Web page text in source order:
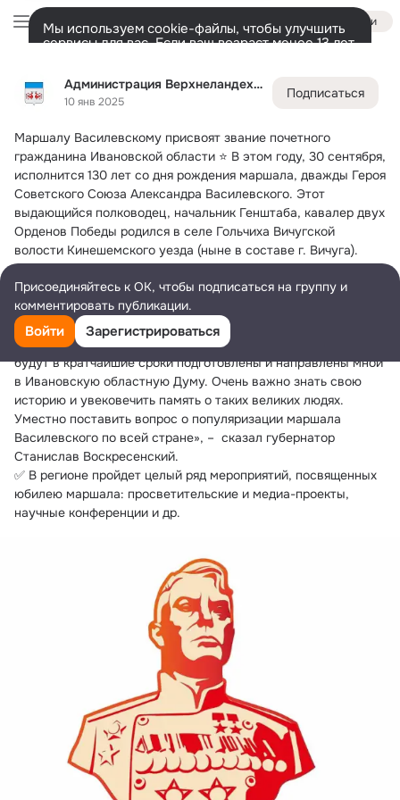
Администрация Верхнеландеховского мун. округа
10 янв 2025
Подписаться
Маршалу Василевскому присвоят звание почетного
гражданина Ивановской области ⭐️ В этом году, 30 сентября,
исполнится 130 лет со дня рождения маршала, дважды Героя
Советского Союза Александра Василевского. Этот
выдающийся полководец, начальник Генштаба, кавалер двух
Орденов Победы родился в селе Гольчиха Вичугской
волости Кинешемского уезда (ныне в составе г. Вичуга).
Жители региона выступили с инициативой увековечить
память о великом земляке.
«Я считаю, что было бы правильным в год 80-летия Великой
Победы присвоить маршалу Василевскому звание почетный
гражданин Ивановской области. Необходимые документы
будут в кратчайшие сроки подготовлены и направлены мной
в Ивановскую областную Думу. Очень важно знать свою
историю и увековечить память о таких великих людях.
Уместно поставить вопрос о популяризации маршала
Василевского по всей стране», –  сказал губернатор
Станислав Воскресенский.
✅ В регионе пройдет целый ряд мероприятий, посвященных
юбилею маршала: просветительские и медиа-проекты,
научные конференции и др.
Войти
Мы используем cookie-файлы, чтобы улучшить
сервисы для вас. Если ваш возраст менее 13 лет,
Разрешить все Настроить
Лента Участники Ещё
Дополнительная
колонка
Всё3 195 Обсуждаемые
Присоединяйтесь к ОК, чтобы подписаться на группу и
комментировать публикации.
Войти Зарегистрироваться